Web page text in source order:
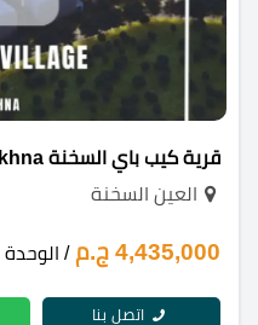
قرية كيب باي السخنة Cape Bay Village Sokhna
العين السخنة
4,435,000 ج.م / الوحدة
اتصل بنا